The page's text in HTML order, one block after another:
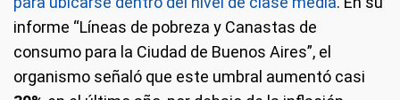
informe “Líneas de pobreza y Canastas de
consumo para la Ciudad de Buenos Aires”, el
organismo señaló que este umbral aumentó casi